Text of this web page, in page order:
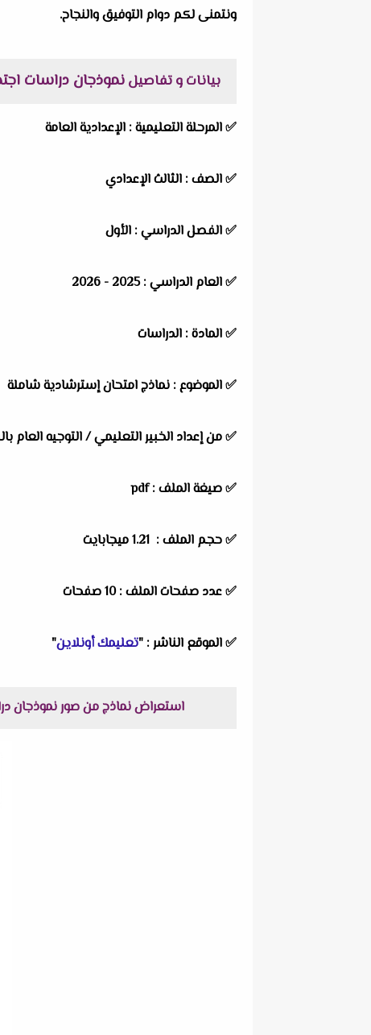
ونتمنى لكم دوام التوفيق والنجاح.
بيانات و تفاصيلنموذجان دراسات اجتماعية
✅المرحلة التعليمية : الإعدادية العامة
✅الصف : الثالث الإعدادي
✅الفصل الدراسي : الأول
✅العام الدراسي :2025 - 2026
✅المادة : الدراسات
✅الموضوع : نماذج امتحان إسترشادية شاملة
✅من إعداد الخبير التعليمي / التوجيه العام
✅ صيغة الملف : pdf
✅ حجم الملف : 1.21 ميجابايت
✅ عدد صفحات الملف : 10 صفحات
✅الموقع الناشر : "تعليمك أونلاين"
استعراض نماذج من صور نموذجان دراسات اجتماعية